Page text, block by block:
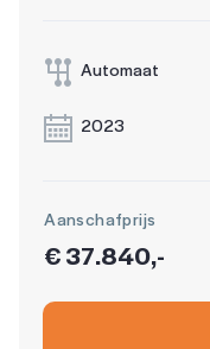
Automaat
2023
Aanschafprijs
€ 37.840,-